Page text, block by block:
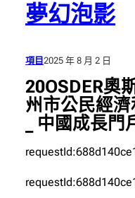
夢幻泡影
項目 2025 年 8 月 2 日
20OSDER奧
州市公民經
_ 中國成長